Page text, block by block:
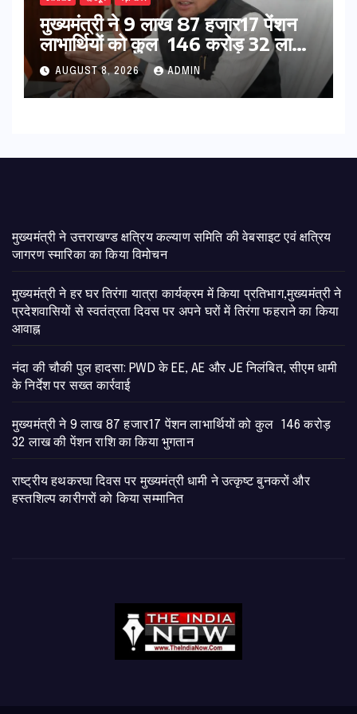
मुख्यमंत्री ने 9 लाख 87 हजार17 पेंशन
लाभार्थियों को कुल 146 करोड़ 32 लाख
की पेंशन राशि का किया भुगतान
AUGUST 8, 2026 ADMIN
मुख्यमंत्री ने उत्तराखण्ड क्षत्रिय कल्याण समिति की वेबसाइट एवं क्षत्रिय
जागरण स्मारिका का किया विमोचन
मुख्यमंत्री ने हर घर तिरंगा यात्रा कार्यक्रम में किया प्रतिभाग,मुख्यमंत्री ने
प्रदेशवासियों से स्वतंत्रता दिवस पर अपने घरों में तिरंगा फहराने का किया
आवाह्न
नंदा की चौकी पुल हादसा: PWD के EE, AE और JE निलंबित, सीएम धामी
के निर्देश पर सख्त कार्रवाई
मुख्यमंत्री ने 9 लाख 87 हजार17 पेंशन लाभार्थियों को कुल 146 करोड़
32 लाख की पेंशन राशि का किया भुगतान
राष्ट्रीय हथकरघा दिवस पर मुख्यमंत्री धामी ने उत्कृष्ट बुनकरों और
हस्तशिल्प कारीगरों को किया सम्मानित